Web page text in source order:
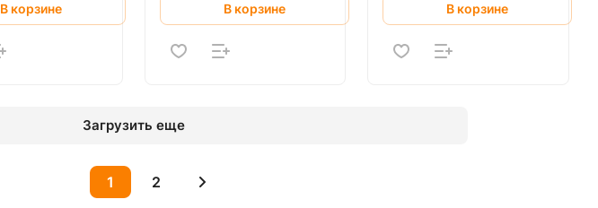
В корзине В корзине В корзине
Загрузить еще
1 2